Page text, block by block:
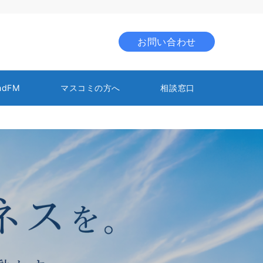
お問い合わせ
マスコミの方へ 相談窓口